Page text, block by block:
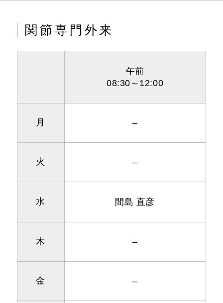
関節専門外来
午前
08:30～12:00
月 –
火 –
水 間島 直彦
木 –
金 –